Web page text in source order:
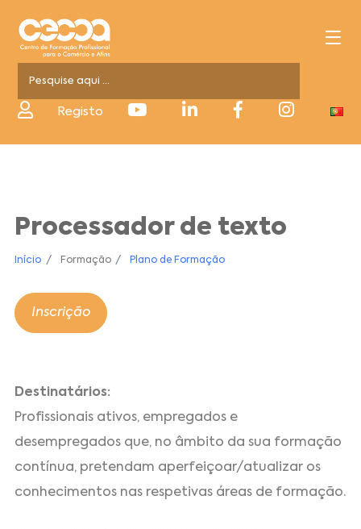
Registo
Processador de texto
Início Formação Plano de Formação
Inscrição
Destinatários:
Profissionais ativos, empregados e
desempregados que, no âmbito da sua formação
contínua, pretendam aperfeiçoar/atualizar os
conhecimentos nas respetivas áreas de formação.